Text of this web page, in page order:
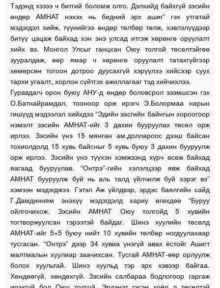
Тэдэнд хэзээ ч битгий боломж олго. Дэлхийд байхгүй зэсийн
өндөр АМНАТ нэхэх нь бидний эрх ашиг” гэх утгатай
мэдэгдэл хийж, түүнийгээ өндөр төлбөр төлж, хэвлэлүүдээр
битүү цацаж байхад хэн энэ улсад итгэж хөрөнгө оруулалт
хийх вэ. Монгол Улсыг ганцхан Оюу толгой төсөлтэйгөө
зууралдаж, өөр ямар ч хөрөнгө оруулалт татахгүйгээр
хөмөрсөн тогоон дотроо дуусахгүй хэрүүлээ хийсээр суух
тархи угаалт, хорлон сүйтгэх ажиллагааг тэд хийчихлээ.
Гуравдагч орон буюу АНУ-д өндөр боловсрол эзэмшсэн гэх
О.Батнайрамдал, тооноор орж ирэгч Э.Болормаа нарын
гишүүд мэдээлэл хийхдээ “Эдийн засгийн байнгын хороогоор
нэмэлт зэсийн АМНАТ-ийг 3 дахин бууруулах төсөл орж
ирлээ. Зэсийн үнэ 15 мянган ам.доллароос дээш байсан
тохиолдолд 15 хувь байсныг 5 хувь буюу 3 дахин бууруулж
орж ирлээ. Зэсийн үнэ түүхэн хэмжээнд хүрч өсөж байхад
яагаад бууруулав. “Онтрэ”-гийн хэлэлцээр явж байхад
АМНАТ бууруулж буй нь аль талд үйлчилж буй хэрэг вэ”
хэмээн мэдэгджээ. Гэтэл Аж үйлдвэр, эрдэс баялгийн сайд
Г.Дамдинням энэхүү мэдэгдэлд хариу өгөхдөө “Буруу
ойлгочихож. Зэсийн АМНАТ Оюу толгойд 5 хувийн
тогтворжуулсан гэрээтэй байдаг. Шинэ хуулийн төсөлд
АМНАТ-ийг 5+5 буюу нийт 10 хувийн төлбөр ногдуулахаар
тусгасан. “Онтрэ” дээр 34 хувиа үнэгүй авах ёстойг Ашигт
малтмалын хуулиар заачихсан. Тусгай АМНАТ-өөр орлуулж
болох хуультай. Шинэ хуульд тэр эрх хэвээр байгаа.
Хөндөөгүй, хөндөхгүй. Зэсийн салбараа бодлогоор гаргаж